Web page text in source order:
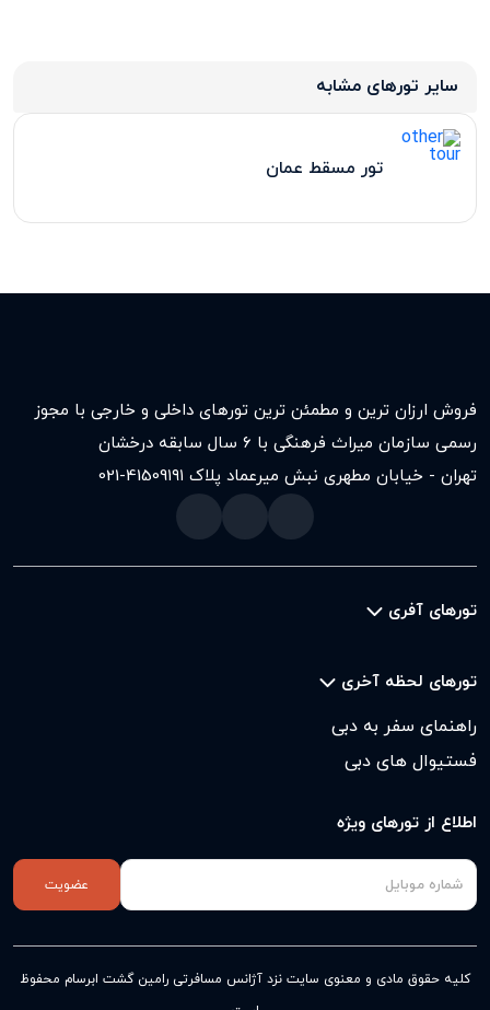
سایر تورهای مشابه
تور مسقط عمان
فروش ارزان ترین و مطمئن ترین تورهای داخلی و خارجی با مجوز
رسمی سازمان میراث فرهنگی با ۶ سال سابقه درخشان
تهران - خیابان مطهری نبش میرعماد پلاک ۱۹۱
021-41509
تورهای آفری
تورهای لحظه آخری
راهنمای سفر به دبی
فستیوال های دبی
اطلاع از تورهای ویژه
عضویت
کلیه حقوق مادی و معنوی سایت نزد آژانس مسافرتی رامین گشت ابرسام محفوظ